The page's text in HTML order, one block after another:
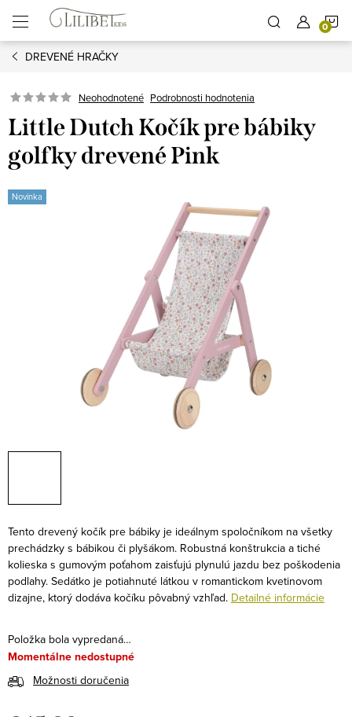
obsah
DREVENÉ HRAČKY
Neohodnotené Podrobnosti hodnotenia
Little Dutch Kočík pre bábiky
golfky drevené Pink
Novinka
Tento drevený kočík pre bábiky je ideálnym spoločníkom na všetky
prechádzky s bábikou či plyšákom. Robustná konštrukcia a tiché
kolieska s gumovým poťahom zaisťujú plynulú jazdu bez poškodenia
podlahy. Sedátko je potiahnuté látkou v romantickom kvetinovom
dizajne, ktorý dodáva kočíku pôvabný vzhľad. Detailné informácie
Položka bola vypredaná…
Momentálne nedostupné
Možnosti doručenia